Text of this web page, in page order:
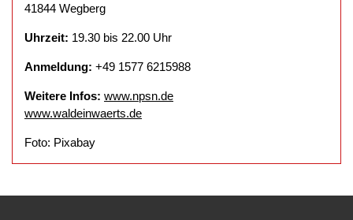
41844 Wegberg
Uhrzeit: 19.30 bis 22.00 Uhr
Anmeldung: +49 1577 6215988
Weitere Infos: www.npsn.de
www.waldeinwaerts.de
Foto: Pixabay